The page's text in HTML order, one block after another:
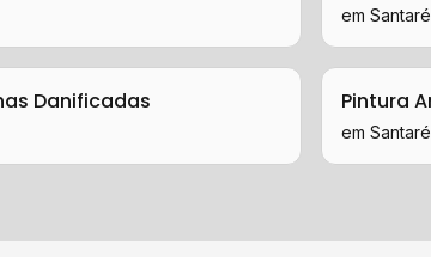
em
Danificadas Pintura
em